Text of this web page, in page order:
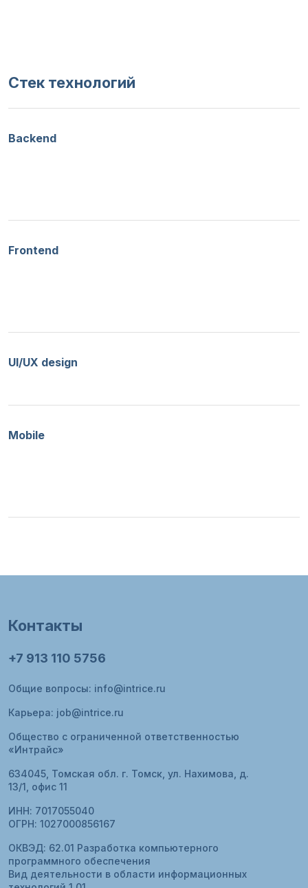
Стек технологий
Backend
Frontend
UI/UX design
Mobile
Контакты
+7 913 110 5756
Общие вопросы: info@intrice.ru
Карьера: job@intrice.ru
Общество с ограниченной ответственностью
«Интрайс»
634045, Томская обл. г. Томск, ул. Нахимова, д.
13/1, офис 11
ИНН: 7017055040
ОГРН: 1027000856167
ОКВЭД: 62.01 Разработка компьютерного
программного обеспечения
Вид деятельности в области информационных